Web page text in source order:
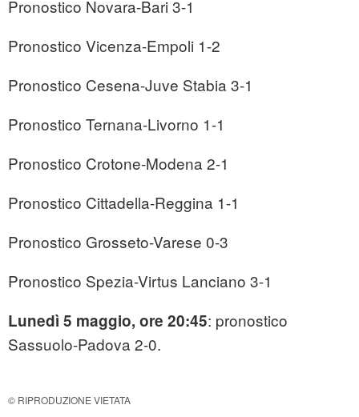
Pronostico Novara-Bari 3-1
Pronostico Vicenza-Empoli 1-2
Pronostico Cesena-Juve Stabia 3-1
Pronostico Ternana-Livorno 1-1
Pronostico Crotone-Modena 2-1
Pronostico Cittadella-Reggina 1-1
Pronostico Grosseto-Varese 0-3
Pronostico Spezia-Virtus Lanciano 3-1
Lunedì 5 maggio, ore 20:45: pronostico
Sassuolo-Padova 2-0.
© RIPRODUZIONE VIETATA